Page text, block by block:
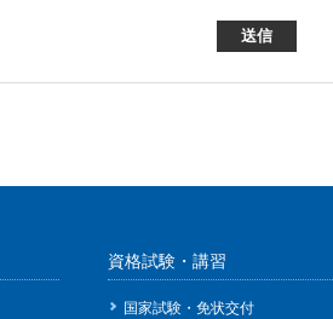
資格試験・講習
国家試験・免状交付